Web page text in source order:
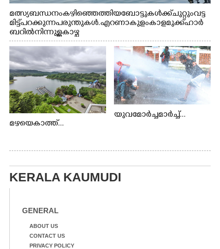
മത്സ്യബന്ധനം കഴിഞ്ഞെത്തിയ ബോട്ടുകൾക്ക് ചുറ്റും വട്ട
മിട്ട് പറക്കുന്ന പരുന്തുകൾ. എറണാകുളം കാളമുക്ക് ഹാർ
ബറിൽ നിന്നുള്ള കാഴ്ച
മഴയെകാത്ത്...
യുവമോർച്ചമാർച്ച്...
KERALA KAUMUDI
GENERAL
ABOUT US
CONTACT US
PRIVACY POLICY